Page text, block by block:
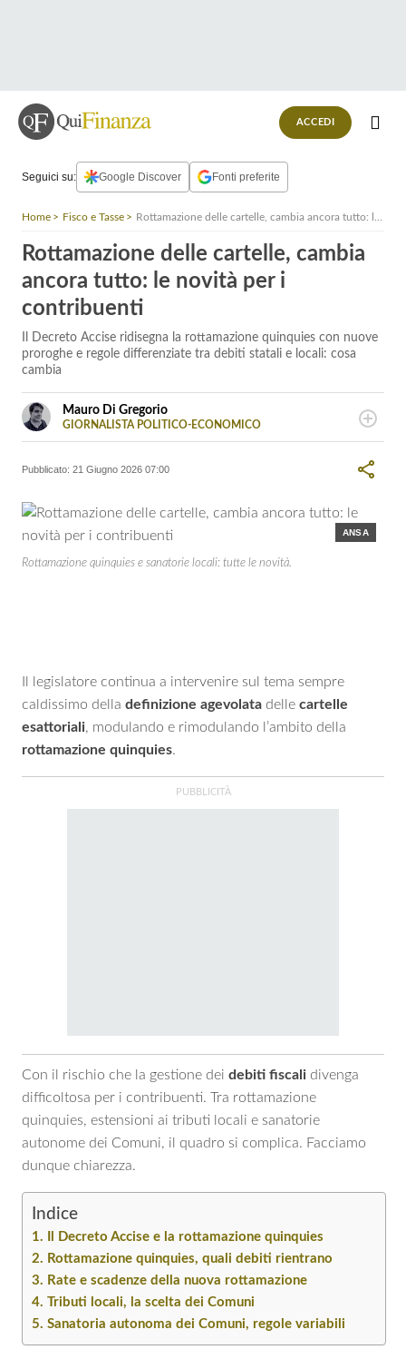
ACCEDI
Seguici su: Google Discover Fonti preferite
Home Fisco e Tasse Rottamazione delle cartelle, cambia ancora tutto: le novità per i contribuenti
Rottamazione delle cartelle, cambia
ancora tutto: le novità per i
contribuenti
Il Decreto Accise ridisegna la rottamazione quinquies con nuove
proroghe e regole differenziate tra debiti statali e locali: cosa
cambia
Mauro Di Gregorio
GIORNALISTA POLITICO-ECONOMICO
Laurea in Scienze della Comunicazione all’Università di
Palermo. Giornalista professionista dal 2006. Si interessa
principalmente di cronaca, politica ed economia.
Pubblicato: 21 Giugno 2026 07:00
ANSA
Rottamazione quinquies e sanatorie locali: tutte le novità.
Il legislatore continua a intervenire sul tema sempre
caldissimo della definizione agevolata delle cartelle
esattoriali, modulando e rimodulando l’ambito della
rottamazione quinquies.
Con il rischio che la gestione dei debiti fiscali divenga
difficoltosa per i contribuenti. Tra rottamazione
quinquies, estensioni ai tributi locali e sanatorie
autonome dei Comuni, il quadro si complica. Facciamo
dunque chiarezza.
Indice
Il Decreto Accise e la rottamazione quinquies
Rottamazione quinquies, quali debiti rientrano
Rate e scadenze della nuova rottamazione
Tributi locali, la scelta dei Comuni
Sanatoria autonoma dei Comuni, regole variabili